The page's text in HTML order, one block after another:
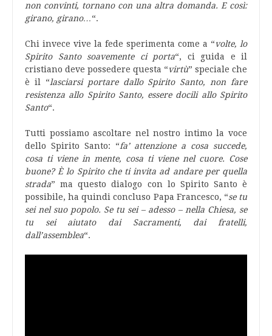
non convinti, tornano con una altra domanda. E così:
girano, girano…“.
Chi invece vive la fede sperimenta come a “volte, lo
Spirito Santo soavemente ci porta“, ci guida e il
cristiano deve possedere questa “virtù” speciale che
è il “lasciarsi portare dallo Spirito Santo, non fare
resistenza allo Spirito Santo, essere docili allo Spirito
Santo“.
Tutti possiamo ascoltare nel nostro intimo la voce
dello Spirito Santo: “fa’ attenzione a cosa succede,
cosa ti viene in mente, cosa ti viene nel cuore. Cose
buone? È lo Spirito che ti invita ad andare per quella
strada” ma questo dialogo con lo Spirito Santo è
possibile, ha quindi concluso Papa Francesco, “se tu
sei nel suo popolo. Se tu sei – adesso – nella Chiesa, se
tu sei aiutato dai Sacramenti, dai fratelli,
dall’assemblea“.